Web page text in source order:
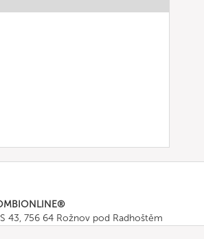
43, 756 64 Rožnov pod Radhoštěm